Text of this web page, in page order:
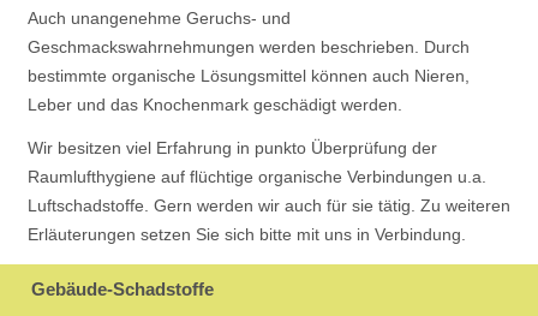
Auch unangenehme Geruchs- und
Geschmackswahrnehmungen werden beschrieben. Durch
bestimmte organische Lösungsmittel können auch Nieren,
Leber und das Knochenmark geschädigt werden.
Wir besitzen viel Erfahrung in punkto Überprüfung der
Raumlufthygiene auf flüchtige organische Verbindungen u.a.
Luftschadstoffe. Gern werden wir auch für sie tätig. Zu weiteren
Erläuterungen setzen Sie sich bitte mit uns in Verbindung.
Gebäude-Schadstoffe